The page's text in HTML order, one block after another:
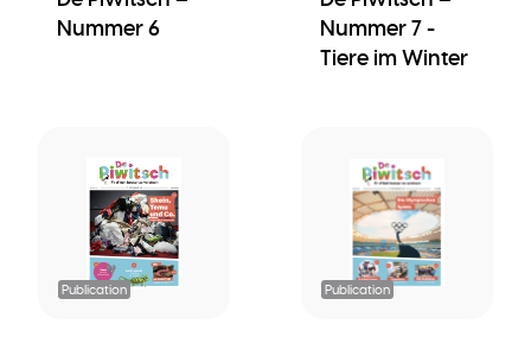
Nummer 6
Nummer 7 -
Tiere im Winter
Publication Publication